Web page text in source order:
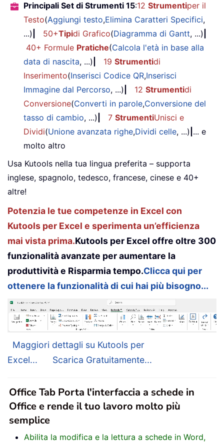
Principali Set di Strumenti 15:12 Strumentiper il
Testo(Aggiungi testo,Elimina Caratteri Specifici,
...)
50+Tipidi Grafico(Diagramma di Gantt, ...)
40+ Formule Pratiche(Calcola l'età in base alla
data di nascita, ...) 19 Strumentidi
Inserimento(Inserisci Codice QR,Inserisci
Immagine dal Percorso, ...) 12 Strumentidi
Conversione(Converti in parole,Conversione del
tasso di cambio, ...) 7 StrumentiUnisci e
Dividi(Unione avanzata righe,Dividi celle, ...) ... e
molto altro
Usa Kutools nella tua lingua preferita – supporta
inglese, spagnolo, tedesco, francese, cinese e 40+
altre!
Potenzia le tue competenze in Excel con
Kutools per Excel e sperimenta un’efficienza
mai vista prima.Kutools per Excel offre oltre 300
funzionalità avanzate per aumentare la
produttività e Risparmia tempo.Clicca qui per
ottenere la funzionalità di cui hai più bisogno...
Maggiori dettagli su Kutools per
Excel...
Scarica Gratuitamente...
Office Tab Porta l'interfaccia a schede in
Office e rende il tuo lavoro molto più
semplice
Abilita la modifica e la lettura a schede in Word,